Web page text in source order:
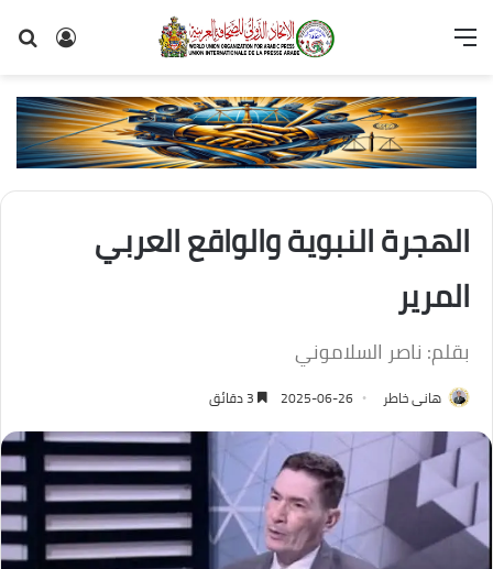
تسجيل
القائمة
الهجرة النبوية والواقع العربي
المرير
بقلم: ناصر السلاموني
هانى خاطر 2025-06-26